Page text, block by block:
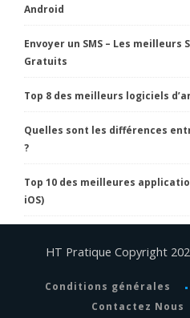
Android
Envoyer un SMS – Les meilleurs
Gratuits
Top 8 des meilleurs logiciels
Quelles sont les différences
?
Top 10 des meilleures
iOS)
HT Pratique Copyright
Conditions générales
Contactez Nous